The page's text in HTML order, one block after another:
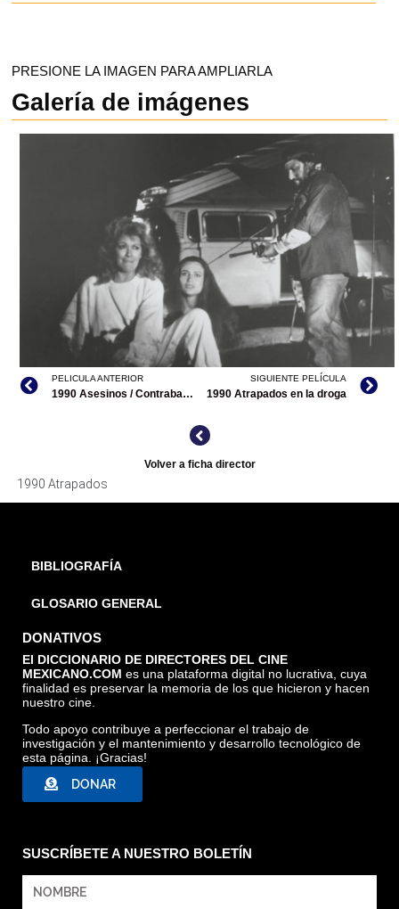
PRESIONE LA IMAGEN PARA AMPLIARLA
Galería de imágenes
ATRAPADOS, ARCHIVO CINETECA NACIONAL
PELICULA ANTERIOR
1990 Asesinos / Contrabandistas de niños / Comerciantes de niños
SIGUIENTE PELÍCULA
1990 Atrapados en la droga
Volver a ficha director
1990 Atrapados
BIBLIOGRAFÍA
GLOSARIO GENERAL
DONATIVOS
El DICCIONARIO DE DIRECTORES DEL CINE
MEXICANO.COM es una plataforma digital no lucrativa, cuya
finalidad es preservar la memoria de los que hicieron y hacen
nuestro cine.
Todo apoyo contribuye a perfeccionar el trabajo de
investigación y el mantenimiento y desarrollo tecnológico de
esta página. ¡Gracias!
DONAR
SUSCRÍBETE A NUESTRO BOLETÍN